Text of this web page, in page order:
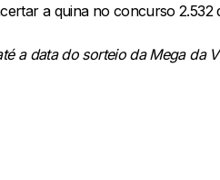
a quina no concurso 2.532
a data do sorteio da Mega da